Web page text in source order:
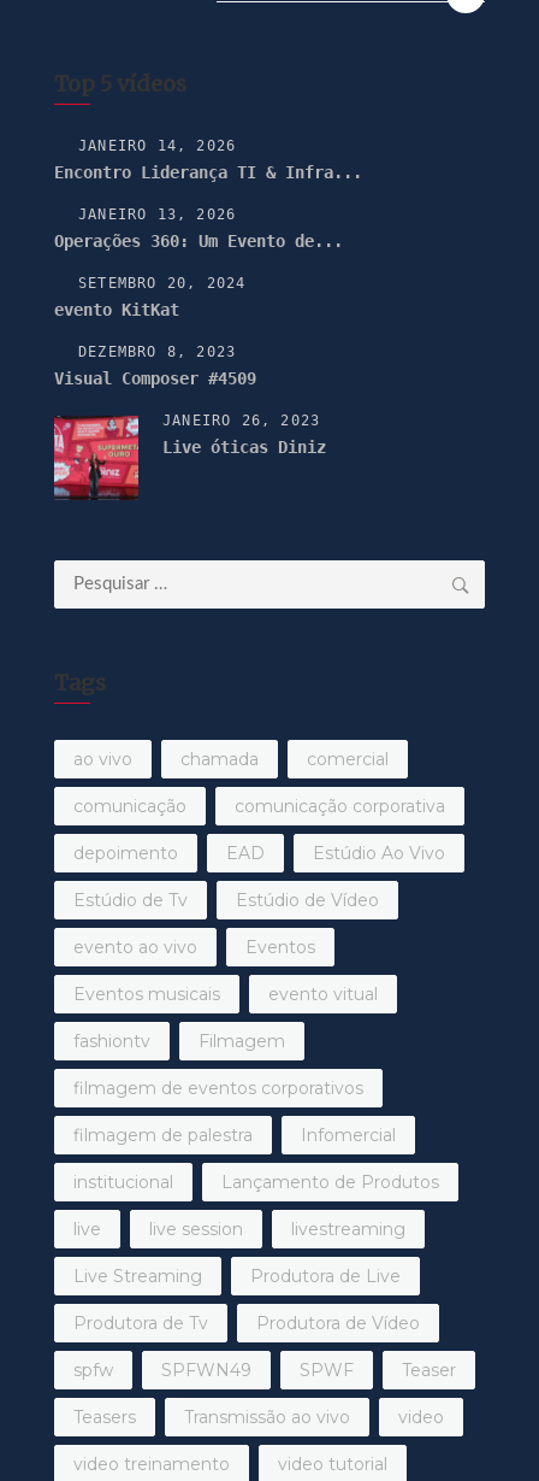
Top 5 vídeos
JANEIRO 14, 2026
Encontro Liderança TI & Infra...
JANEIRO 13, 2026
Operações 360: Um Evento de...
SETEMBRO 20, 2024
evento KitKat
DEZEMBRO 8, 2023
Visual Composer #4509
JANEIRO 26, 2023
Live óticas Diniz
Pesquisar
por:
Tags
ao vivo chamada comercial
comunicação comunicação corporativa
depoimento EAD Estúdio Ao Vivo
Estúdio de Tv Estúdio de Vídeo
evento ao vivo Eventos
Eventos musicais evento vitual
fashiontv Filmagem
filmagem de eventos corporativos
filmagem de palestra Infomercial
institucional Lançamento de Produtos
live live session livestreaming
Live Streaming Produtora de Live
Produtora de Tv Produtora de Vídeo
spfw SPFWN49 SPWF Teaser
Teasers Transmissão ao vivo video
video treinamento video tutorial